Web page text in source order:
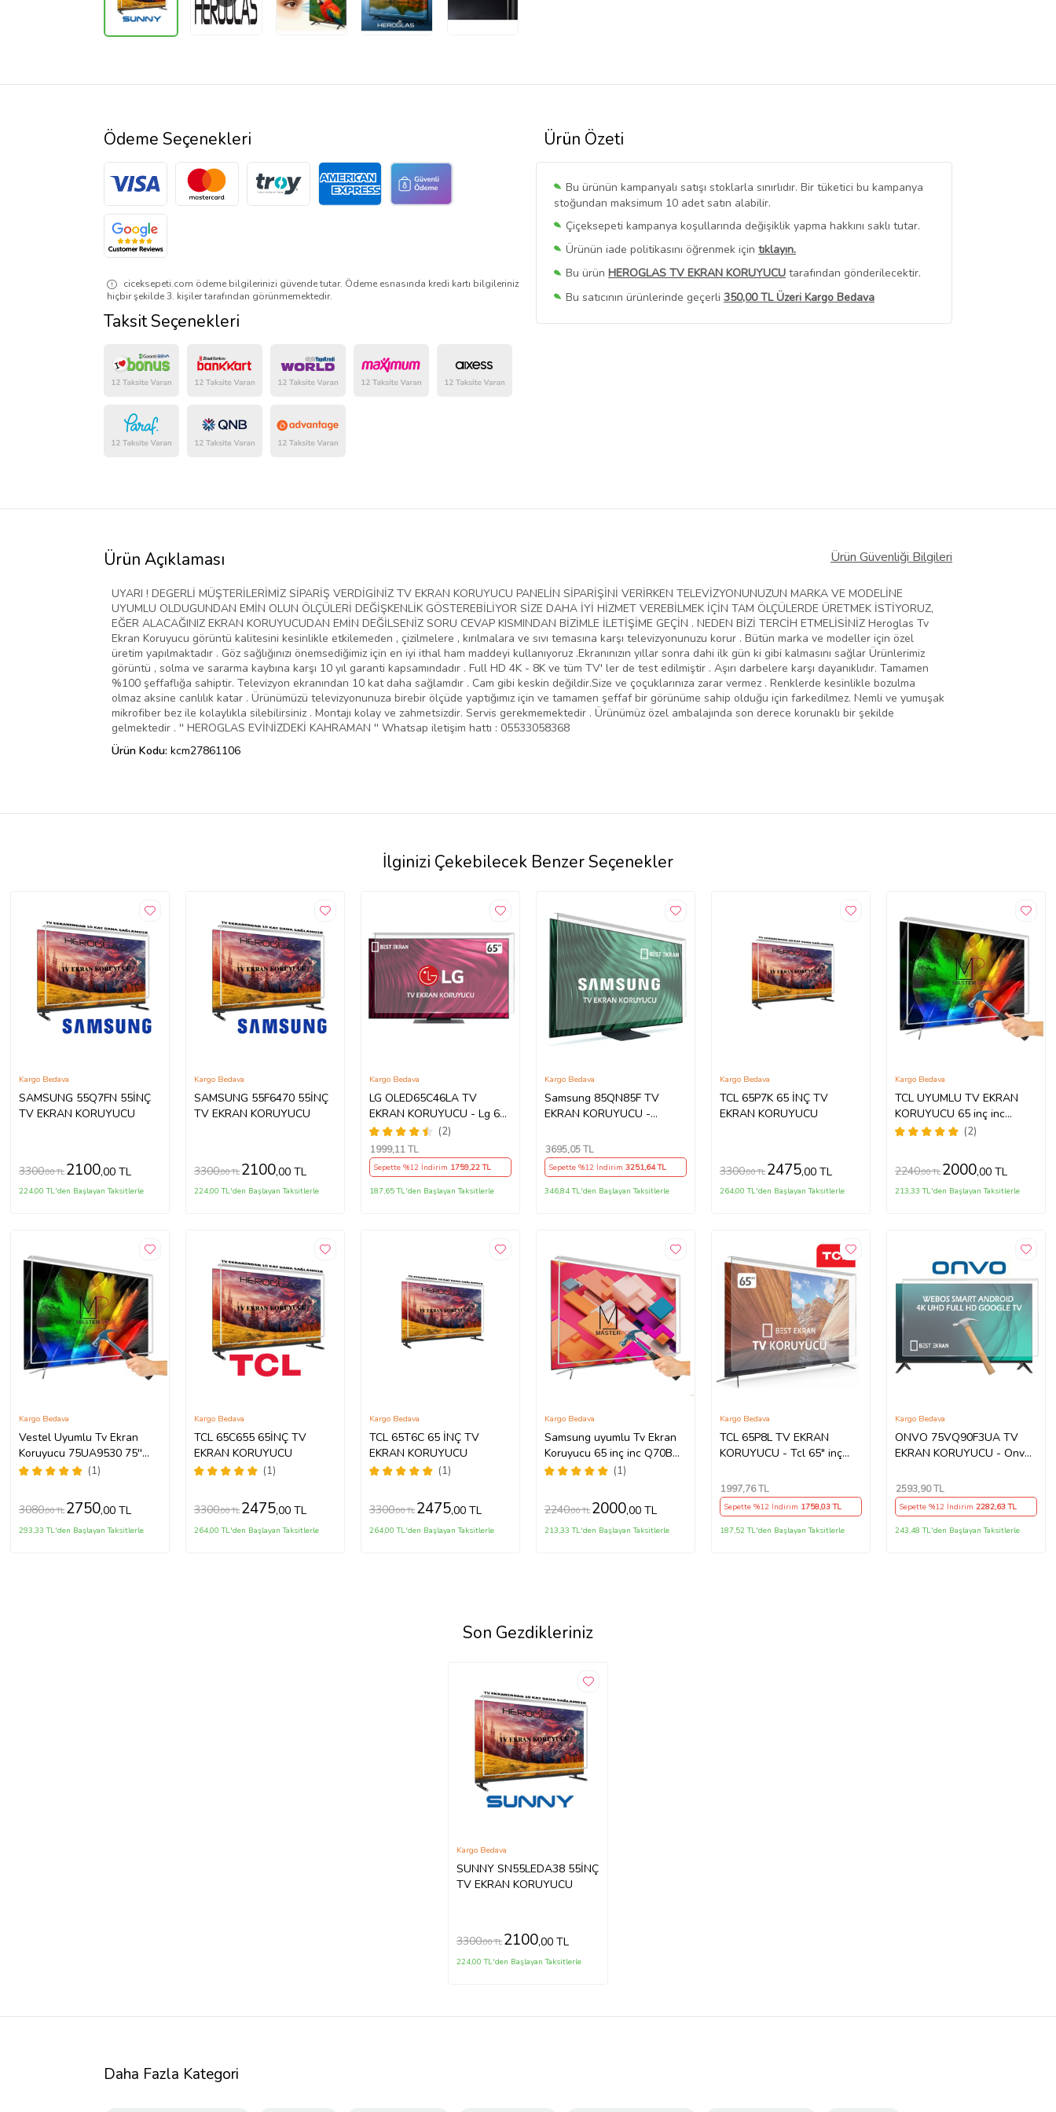
Ürün Özeti
Bu ürünün kampanyalı satışı stoklarla sınırlıdır. Bir tüketici bu kampanya
stoğundan maksimum 10 adet satın alabilir.
Çiçeksepeti kampanya koşullarında değişiklik yapma hakkını saklı tutar.
Ürünün iade politikasını öğrenmek için tıklayın.
Bu ürün HEROGLAS TV EKRAN KORUYUCU tarafından gönderilecektir.
Bu satıcının ürünlerinde geçerli 350,00 TL Üzeri Kargo Bedava
Bu SatıcınınTüm Ürünlerini Görüntüle
Ödeme Seçenekleri
ciceksepeti.com ödeme bilgilerinizi güvende tutar. Ödeme esnasında kredi kartı bilgileriniz
hiçbir şekilde 3. kişiler tarafından görünmemektedir.
Taksit Seçenekleri
Ürün Açıklaması Ürün Güvenliği Bilgileri
UYARI ! DEGERLİ MÜŞTERİLERİMİZ SİPARİŞ VERDİGİNİZ TV EKRAN KORUYUCU PANELİN SİPARİŞİNİ VERİRKEN TELEVİZYONUNUZUN MARKA VE MODELİNE
UYUMLU OLDUGUNDAN EMİN OLUN ÖLÇÜLERİ DEĞİŞKENLİK GÖSTEREBİLİYOR SİZE DAHA İYİ HİZMET VEREBİLMEK İÇİN TAM ÖLÇÜLERDE ÜRETMEK İSTİYORUZ,
EĞER ALACAĞINIZ EKRAN KORUYUCUDAN EMİN DEĞİLSENİZ SORU CEVAP KISMINDAN BİZİMLE İLETİŞİME GEÇİN . NEDEN BİZİ TERCİH ETMELİSİNİZ Heroglas Tv
Ekran Koruyucu görüntü kalitesini kesinlikle etkilemeden , çizilmelere , kırılmalara ve sıvı temasına karşı televizyonunuzu korur . Bütün marka ve modeller için özel
üretim yapılmaktadır . Göz sağlığınızı önemsediğimiz için en iyi ithal ham maddeyi kullanıyoruz .Ekranınızın yıllar sonra dahi ilk gün ki gibi kalmasını sağlar Ürünlerimiz
görüntü , solma ve sararma kaybına karşı 10 yıl garanti kapsamındadır . Full HD 4K - 8K ve tüm TV' ler de test edilmiştir . Aşırı darbelere karşı dayanıklıdır. Tamamen
%100 şeffaflığa sahiptir. Televizyon ekranından 10 kat daha sağlamdır . Cam gibi keskin değildir.Size ve çoçuklarınıza zarar vermez . Renklerde kesinlikle bozulma
olmaz aksine canlılık katar . Ürünümüzü televizyonunuza birebir ölçüde yaptığımız için ve tamamen şeffaf bir görünüme sahip olduğu için farkedilmez. Nemli ve yumuşak
mikrofiber bez ile kolaylıkla silebilirsiniz . Montajı kolay ve zahmetsizdir. Servis gerekmemektedir . Ürünümüz özel ambalajında son derece korunaklı bir şekilde
gelmektedir . '' HEROGLAS EVİNİZDEKİ KAHRAMAN '' Whatsap iletişim hattı : 05533058368
Ürün Kodu: kcm27861106
İlginizi Çekebilecek Benzer Seçenekler
SAMSUNG 55Q7FN 55İNÇ
TV EKRAN KORUYUCU
Kargo Bedava
3300,00 TL 2100,00 TL
224,00 TL'den Başlayan Taksitlerle
SAMSUNG 55F6470 55İNÇ
TV EKRAN KORUYUCU
Kargo Bedava
3300,00 TL 2100,00 TL
224,00 TL'den Başlayan Taksitlerle
LG OLED65C46LA TV
EKRAN KORUYUCU - Lg 65"
inç 4k Oled Evo Ekran
Koruyucu
(2)
Kargo Bedava
1999,11 TL
Sepette %12 İndirim 1759,22 TL
187,65 TL'den Başlayan Taksitlerle
Samsung 85QN85F TV
EKRAN KORUYUCU -
Ekran Tv ekran Koruyucu
QE85QN85FAUXTK
Kargo Bedava
3695,05 TL
Sepette %12 İndirim 3251,64 TL
346,84 TL'den Başlayan Taksitlerle
TCL 65P7K 65 İNÇ TV
EKRAN KORUYUCU
Kargo Bedava
3300,00 TL 2475,00 TL
264,00 TL'den Başlayan Taksitlerle
TCL UYUMLU TV EKRAN
KORUYUCU 65 inç inc
65C735 C735 TCL QLED 4K
(2)
Kargo Bedava
2240,00 TL 2000,00 TL
213,33 TL'den Başlayan Taksitlerle
Vestel Uyumlu Tv Ekran
Koruyucu 75UA9530 75''
189 Ekran 4K Smart Android
(1)
Kargo Bedava
3080,00 TL 2750,00 TL
293,33 TL'den Başlayan Taksitlerle
TCL 65C655 65İNÇ TV
EKRAN KORUYUCU
(1)
Kargo Bedava
3300,00 TL 2475,00 TL
264,00 TL'den Başlayan Taksitlerle
TCL 65T6C 65 İNÇ TV
EKRAN KORUYUCU
(1)
Kargo Bedava
3300,00 TL 2475,00 TL
264,00 TL'den Başlayan Taksitlerle
Samsung uyumlu Tv Ekran
Koruyucu 65 inç inc Q70B
QLED 4K Smart TV (2022)
(1)
Kargo Bedava
2240,00 TL 2000,00 TL
213,33 TL'den Başlayan Taksitlerle
TCL 65P8L TV EKRAN
KORUYUCU - Tcl 65" inç
Ekran Koruyucu
Kargo Bedava
1997,76 TL
Sepette %12 İndirim 1758,03 TL
187,52 TL'den Başlayan Taksitlerle
ONVO 75VQ90F3UA TV
EKRAN KORUYUCU - Onvo
Şeffaf Koruma paneli
Kargo Bedava
2593,90 TL
Sepette %12 İndirim2282,63 TL
243,48 TL'den Başlayan Taksitlerle
Son Gezdikleriniz
SUNNY SN55LEDA38 55İNÇ
TV EKRAN KORUYUCU
Kargo Bedava
3300,00 TL 2100,00 TL
224,00 TL'den Başlayan Taksitlerle
Daha Fazla Kategori